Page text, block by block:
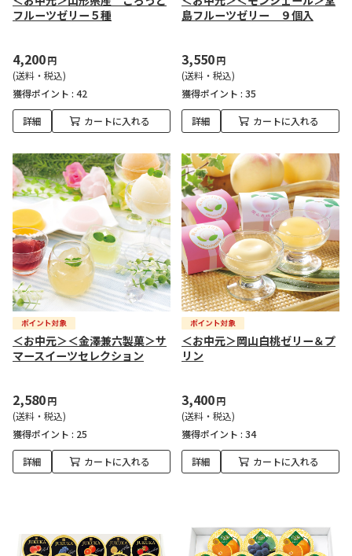
フルーツゼリー５種
4,200円
(送料・税込)
獲得ポイント : 42
詳細 カートに入れる
島フルーツゼリー ９個入
3,550円
(送料・税込)
獲得ポイント : 35
詳細 カートに入れる
＜お中元＞＜金澤兼六製菓＞サ
マースイーツセレクション
2,580円
(送料・税込)
獲得ポイント : 25
詳細 カートに入れる
＜お中元＞岡山白桃ゼリー＆プ
リン
3,400円
(送料・税込)
獲得ポイント : 34
詳細 カートに入れる